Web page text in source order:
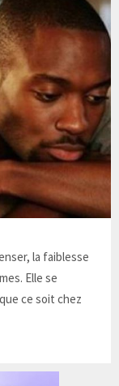
la faiblesse
Elle se
ce soit chez